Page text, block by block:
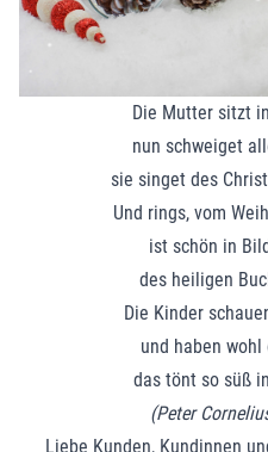
Die Mutter sitzt
nun schweiget
sie singet des
Und rings, vom
ist schön in
des heiligen
Die Kinder
und haben
das tönt so süß
(Peter
Liebe Kunden, Kundinnen